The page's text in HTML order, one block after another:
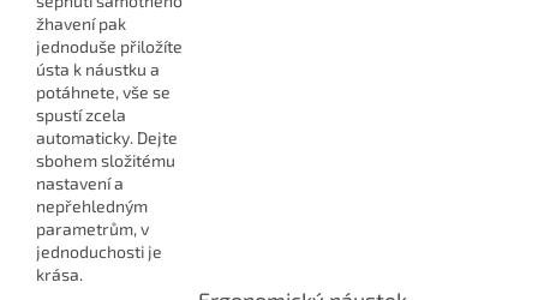
žhavení pak
jednoduše přiložíte
ústa k náustku a
potáhnete, vše se
spustí zcela
automaticky. Dejte
sbohem složitému
nastavení a
nepřehledným
parametrům, v
jednoduchosti je
krása.